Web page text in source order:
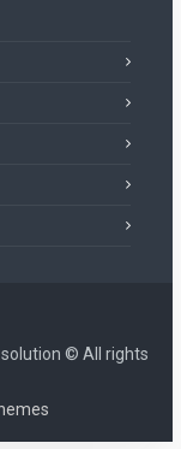
© All rights